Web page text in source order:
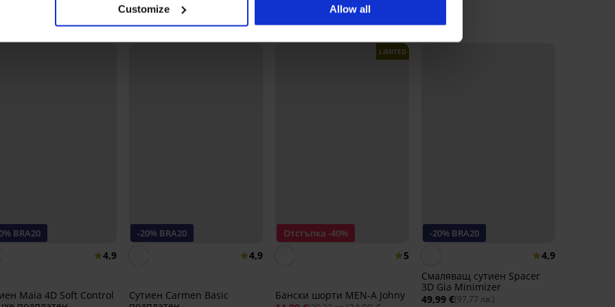
Customize Allow all
Може да ви хареса
BRA20
4,9
Maia 4D Soft Control
-20% BRA20
4,9
Сутиен Carmen Basic
Отстъпка -40%
LIMITED
5
Бански шорти MEN-A Johny
-20% BRA20
4,9
Смаляващ сутиен Spacer
3D Gia Minimizer
49,99 €(97,77 лв.)